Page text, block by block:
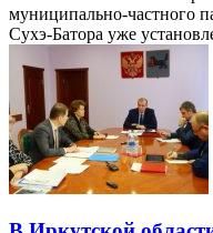
муниципально-частного
Сухэ-Батора уже